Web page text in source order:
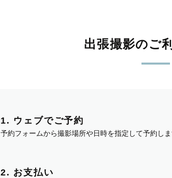
出張撮影のご
1. ウェブでご予約
予約フォームから撮影場所や日時を指定して予約しま
2. お支払い